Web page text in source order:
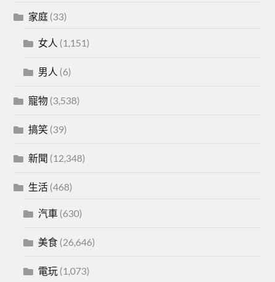
家庭 (33)
女人 (1,151)
男人 (6)
寵物 (3,538)
搞笑 (39)
新聞 (12,348)
生活 (468)
汽車 (630)
美食 (26,646)
電玩 (1,073)